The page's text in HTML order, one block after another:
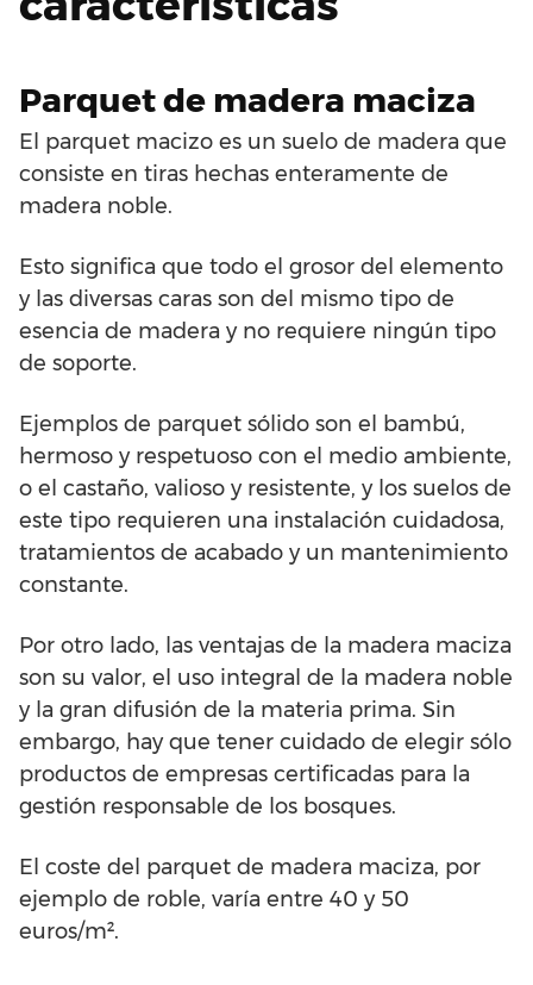
Parquet de madera maciza
El parquet macizo es un suelo de madera que
consiste en tiras hechas enteramente de
madera noble.
Esto significa que todo el grosor del elemento
y las diversas caras son del mismo tipo de
esencia de madera y no requiere ningún tipo
de soporte.
Ejemplos de parquet sólido son el bambú,
hermoso y respetuoso con el medio ambiente,
o el castaño, valioso y resistente, y los suelos de
este tipo requieren una instalación cuidadosa,
tratamientos de acabado y un mantenimiento
constante.
Por otro lado, las ventajas de la madera maciza
son su valor, el uso integral de la madera noble
y la gran difusión de la materia prima. Sin
embargo, hay que tener cuidado de elegir sólo
productos de empresas certificadas para la
gestión responsable de los bosques.
El coste del parquet de madera maciza, por
ejemplo de roble, varía entre 40 y 50
euros/m².